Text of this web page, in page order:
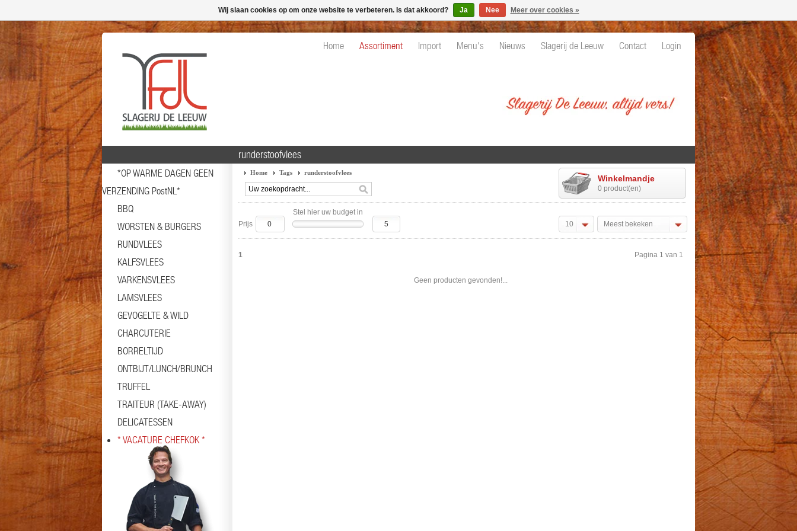
Home Assortiment Import Menu's Nieuws Slagerij de Leeuw Contact Login
*OP WARME DAGEN GEEN
VERZENDING PostNL*
BBQ
WORSTEN & BURGERS
RUNDVLEES
KALFSVLEES
VARKENSVLEES
LAMSVLEES
GEVOGELTE & WILD
CHARCUTERIE
BORRELTIJD
ONTBIJT/LUNCH/BRUNCH
TRUFFEL
TRAITEUR (TAKE-AWAY)
DELICATESSEN
* VACATURE CHEFKOK *
runderstoofvlees
Home Tags runderstoofvlees
Winkelmandje
0 product(en)
Stel hier uw budget in
Prijs
10 Meest bekeken
Geen producten gevonden!...
1 Pagina 1 van 1
Wij slaan cookies op om onze website te verbeteren. Is dat akkoord? Ja Nee Meer over cookies »